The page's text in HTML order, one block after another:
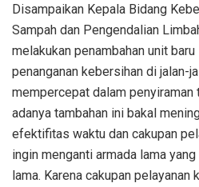
Disampaikan Kepala Bidang
Sampah dan Pengendalian
melakukan penambahan unit
penanganan kebersihan di jalan-
mempercepat dalam penyiraman
adanya tambahan ini bakal
efektifitas waktu dan cakupan
ingin menganti armada lama
lama. Karena cakupan pelayanan